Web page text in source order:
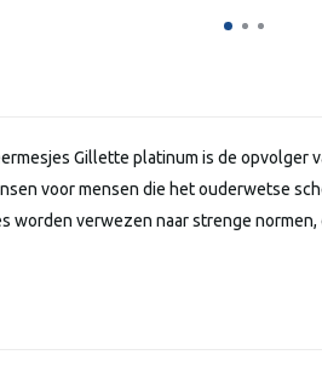
Gillette platinum is de opvolger
voor mensen die het ouderwetse
worden verwezen naar strenge